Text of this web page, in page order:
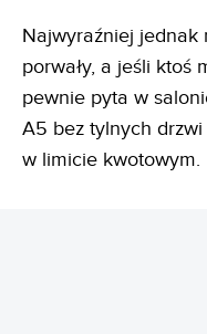
Najwyraźniej
porwały, a jeśli ktoś
pewnie pyta w
A5 bez tylnych drzwi
w limicie kwotowym.